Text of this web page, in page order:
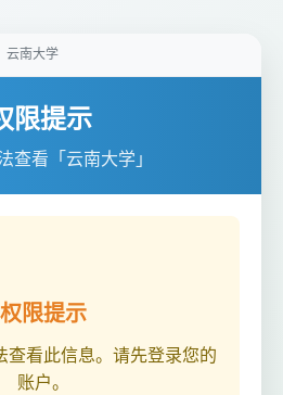
云南大学
限提示
查看「云南大学」
权限提示
查看此信息。请先登录您的
账户。